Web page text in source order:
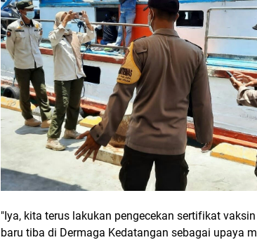
"Iya, kita terus lakukan pengecekan sertifikat
baru tiba di Dermaga Kedatangan sebagai upaya